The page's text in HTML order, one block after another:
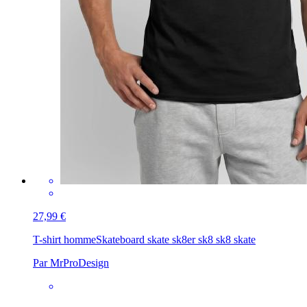
27,99 €
T-shirt hommeSkateboard skate sk8er sk8 sk8 skate
Par MrProDesign